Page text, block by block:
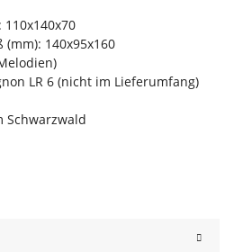
(mm): 140x95x160
LR 6 (nicht im Lieferumfang)
Schwarzwald